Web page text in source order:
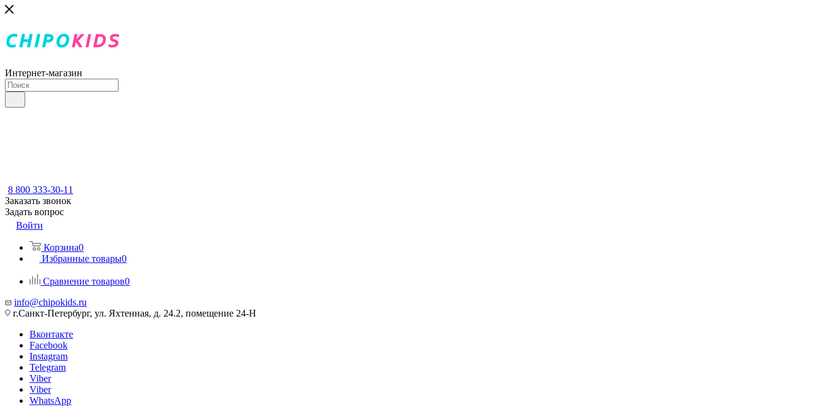
Интернет-магазин
8 800 333-30-11
Заказать звонок
Задать вопрос
Войти
Корзина0
Избранные товары0
Сравнение товаров0
info@chipokids.ru
г.Санкт-Петербург, ул. Яхтенная, д. 24.2, помещение 24-Н
Вконтакте
Facebook
Instagram
Telegram
Viber
Viber
WhatsApp